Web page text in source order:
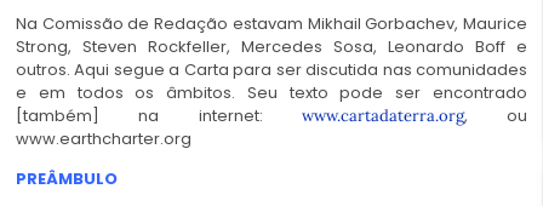
Na Comissão de Redação estavam Mikhail Gorbachev, Maurice
Strong, Steven Rockfeller, Mercedes Sosa, Leonardo Boff e
outros. Aqui segue a Carta para ser discutida nas comunidades
e em todos os âmbitos. Seu texto pode ser encontrado
[também] na internet: www.cartadaterra.org, ou
www.earthcharter.org
PREÂMBULO